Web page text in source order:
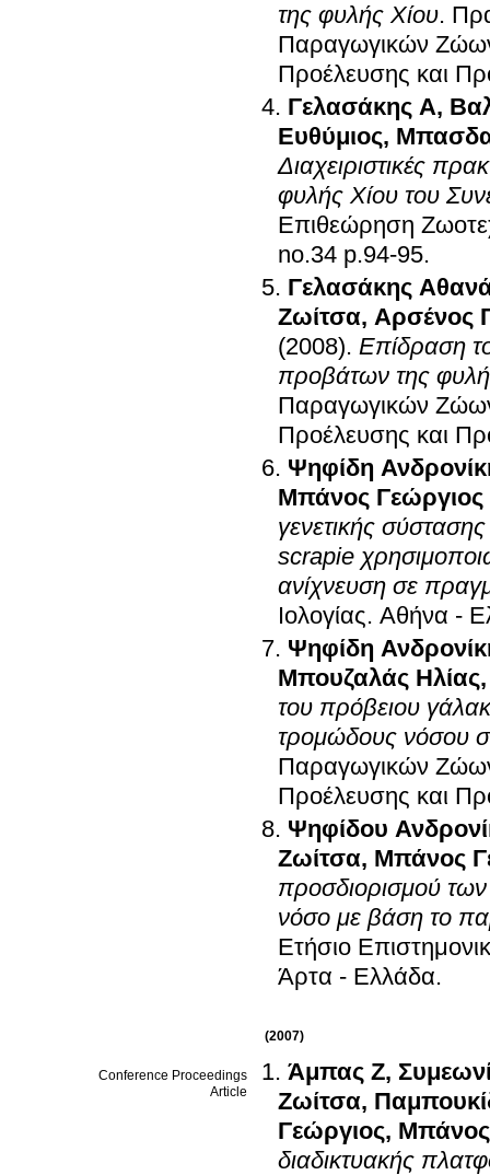
της φυλής Χίου.
Παραγωγικών
Προέλευσης και
Γελασάκης Α,
Ευθύμιος,
Διαχειριστικές
φυλής Χίου του
Επιθεώρηση
no.34 p.94-95.
Γελασάκης
Ζωίτσα, Αρσένος
(2008). Επίδραση
προβάτων της
Παραγωγικών
Προέλευσης και
Ψηφίδη
Μπάνος Γεώργιος
γενετικής
scrapie
ανίχνευση σε
Ιολογίας. Αθήνα -
Ψηφίδη
Μπουζαλάς Ηλίας
του πρόβειου
τρομώδους νόσου
Παραγωγικών
Προέλευσης και
Ψηφίδου
Ζωίτσα, Μπάνος
προσδιορισμού των
νόσο με βάση το
Ετήσιο
Άρτα - Ελλάδα.
(2007)
Conference Proceedings
Article
Άμπας Ζ,
Ζωίτσα,
Γεώργιος,
διαδικτυακής